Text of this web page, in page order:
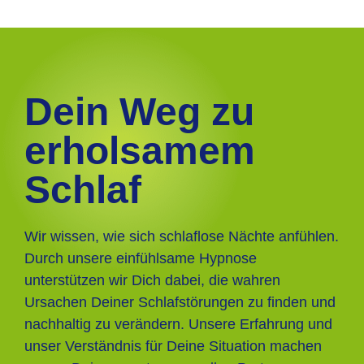
Dein Weg zu
erholsamem
Schlaf
Wir wissen, wie sich schlaflose Nächte anfühlen.
Durch unsere einfühlsame Hypnose
unterstützen wir Dich dabei, die wahren
Ursachen Deiner Schlafstörungen zu finden und
nachhaltig zu verändern. Unsere Erfahrung und
unser Verständnis für Deine Situation machen